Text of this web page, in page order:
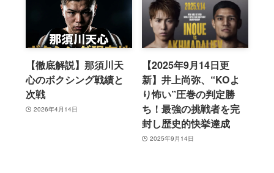
【徹底解説】那須川天
心のボクシング戦績と
次戦
2026年4月14日
【2025年9月14日更
新】井上尚弥、“KOよ
り怖い”圧巻の判定勝
ち！最強の挑戦者を完
封し歴史的快挙達成
2025年9月14日